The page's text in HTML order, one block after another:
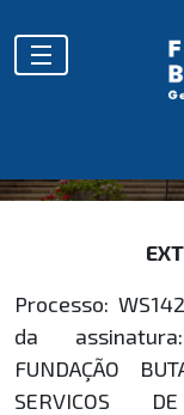
Processo:
da assinatura:
FUNDAÇÃO
SERVICOS